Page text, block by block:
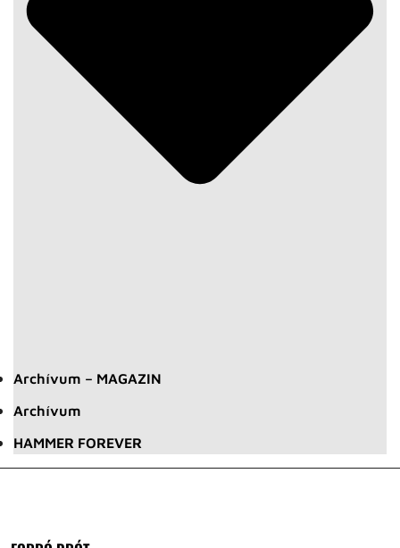
Archívum – MAGAZIN
Archívum
HAMMER FOREVER